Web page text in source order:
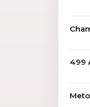
499